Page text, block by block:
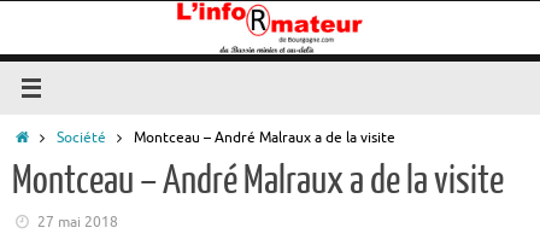
contenu
Accueil
Société Montceau – André Malraux a de la visite
Montceau – André Malraux a de la visite
27 mai 2018